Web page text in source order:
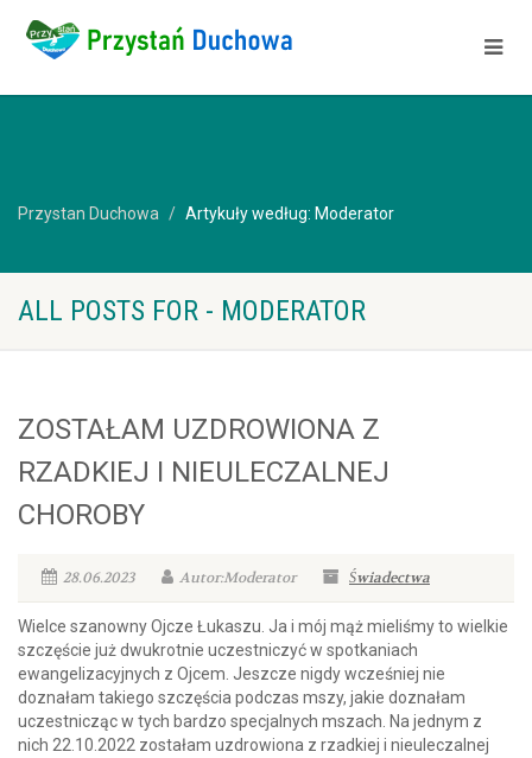
Przystan Duchowa Artykuły według: Moderator
ALL POSTS FOR - MODERATOR
ZOSTAŁAM UZDROWIONA Z
RZADKIEJ I NIEULECZALNEJ
CHOROBY
28.06.2023 Autor:Moderator Świadectwa
Wielce szanowny Ojcze Łukaszu. Ja i mój mąż mieliśmy to wielkie
szczęście już dwukrotnie uczestniczyć w spotkaniach
ewangelizacyjnych z Ojcem. Jeszcze nigdy wcześniej nie
doznałam takiego szczęścia podczas mszy, jakie doznałam
uczestnicząc w tych bardzo specjalnych mszach. Na jednym z
nich 22.10.2022 zostałam uzdrowiona z rzadkiej i nieuleczalnej